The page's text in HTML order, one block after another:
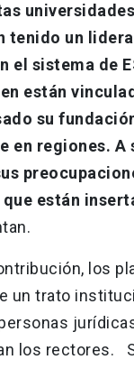
tenido un
el sistema de
están
su
en regiones. A
están
los
un trato
los rectores.